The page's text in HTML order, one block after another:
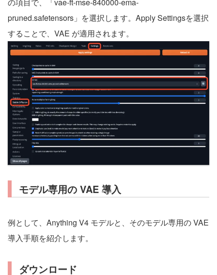
pruned.safetensors」を選択します。Apply Settingsを選択
することで、VAE が適用されます。
モデル専用の VAE 導入
例として、Anything V4 モデルと、そのモデル専用の VAE
導入手順を紹介します。
ダウンロード